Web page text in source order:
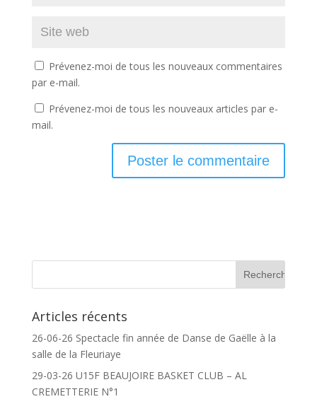
Prévenez-moi de tous les nouveaux commentaires
par e-mail.
Prévenez-moi de tous les nouveaux articles par e-
mail.
Articles récents
26-06-26 Spectacle fin année de Danse de Gaëlle à la
salle de la Fleuriaye
29-03-26 U15F BEAUJOIRE BASKET CLUB – AL
CREMETTERIE N°1